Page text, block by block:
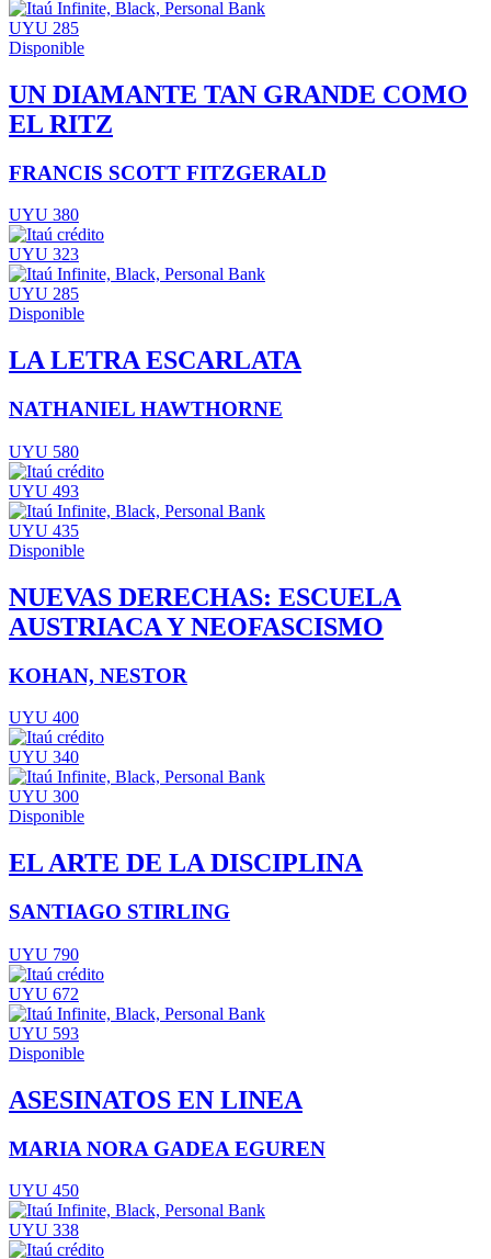
UYU 285
Disponible
UN DIAMANTE TAN GRANDE COMO
EL RITZ
FRANCIS SCOTT FITZGERALD
UYU 380
UYU 323
UYU 285
Disponible
LA LETRA ESCARLATA
NATHANIEL HAWTHORNE
UYU 580
UYU 493
UYU 435
Disponible
NUEVAS DERECHAS: ESCUELA
AUSTRIACA Y NEOFASCISMO
KOHAN, NESTOR
UYU 400
UYU 340
UYU 300
Disponible
EL ARTE DE LA DISCIPLINA
SANTIAGO STIRLING
UYU 790
UYU 672
UYU 593
Disponible
ASESINATOS EN LINEA
MARIA NORA GADEA EGUREN
UYU 450
UYU 338